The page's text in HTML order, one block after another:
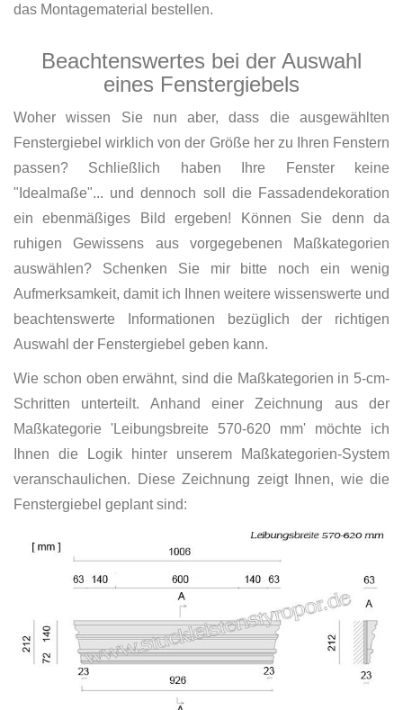
das Montagematerial bestellen.
Beachtenswertes bei der Auswahl
eines Fenstergiebels
Woher wissen Sie nun aber, dass die ausgewählten
Fenstergiebel wirklich von der Größe her zu Ihren Fenstern
passen? Schließlich haben Ihre Fenster keine
"Idealmaße"... und dennoch soll die Fassadendekoration
ein ebenmäßiges Bild ergeben! Können Sie denn da
ruhigen Gewissens aus vorgegebenen Maßkategorien
auswählen? Schenken Sie mir bitte noch ein wenig
Aufmerksamkeit, damit ich Ihnen weitere wissenswerte und
beachtenswerte Informationen bezüglich der richtigen
Auswahl der Fenstergiebel geben kann.
Wie schon oben erwähnt, sind die Maßkategorien in 5-cm-
Schritten unterteilt. Anhand einer Zeichnung aus der
Maßkategorie 'Leibungsbreite 570-620 mm' möchte ich
Ihnen die Logik hinter unserem Maßkategorien-System
veranschaulichen. Diese Zeichnung zeigt Ihnen, wie die
Fenstergiebel geplant sind: